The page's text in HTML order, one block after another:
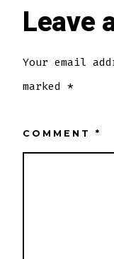
Leave
Your email
marked *
COMMENT *